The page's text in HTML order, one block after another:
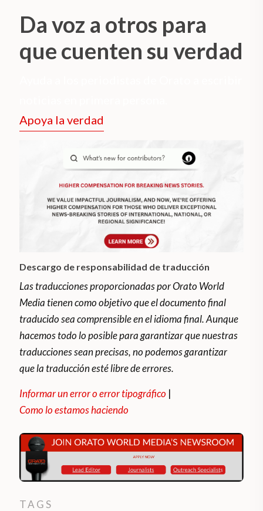
Da voz a otros para
que cuenten su verdad
Apoya la verdad
Descargo de responsabilidad de traducción
Las traducciones proporcionadas por Orato World
Media tienen como objetivo que el documento final
traducido sea comprensible en el idioma final. Aunque
hacemos todo lo posible para garantizar que nuestras
traducciones sean precisas, no podemos garantizar
que la traducción esté libre de errores.
Informar un error o error tipográfico |
Como lo estamos haciendo
TAGS